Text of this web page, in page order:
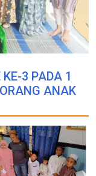
3 PADA 1
ANAK